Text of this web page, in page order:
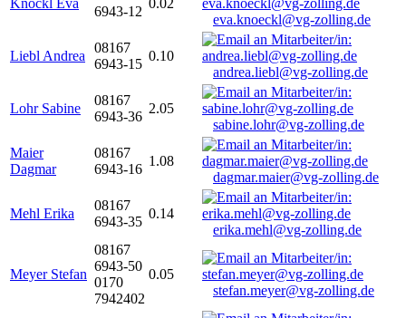
Knöckl Eva
6943-12
0.02
eva.knoeckl@vg-zolling.de
Liebl Andrea
08167
6943-15
0.10
andrea.liebl@vg-zolling.de
Lohr Sabine
08167
6943-36
2.05
sabine.lohr@vg-zolling.de
Maier
Dagmar
08167
6943-16
1.08
dagmar.maier@vg-zolling.de
Mehl Erika
08167
6943-35
0.14
erika.mehl@vg-zolling.de
Meyer Stefan
08167
6943-50
0170
7942402
0.05
stefan.meyer@vg-zolling.de